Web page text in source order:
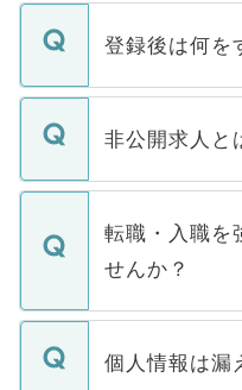
登録後は何を
ご登録いただき
登録内容を確
ます。通常、5
いただきます
非公開求人と
マイナビ
うち約3割は、
けない「非公
下記の理由に
ません。
■応募殺到を避
転職・入職を
せんか？
転職・入職を強
ん。また、仮
個人情報は漏